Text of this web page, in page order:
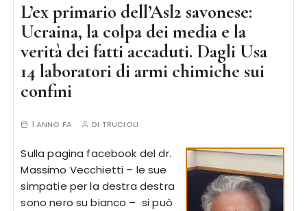
L’ex primario dell’Asl2 savonese:
Ucraina, la colpa dei media e la
verità dei fatti accaduti. Dagli Usa
14 laboratori di armi chimiche sui
confini
1 ANNO FA DI TRUCIOLI
Sulla pagina facebook del dr.
Massimo Vecchietti – le sue
simpatie per la destra destra
sono nero su bianco – si può